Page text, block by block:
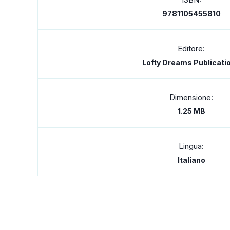
9781105455810
Editore:
Lofty Dreams
Dimensione:
1.25 MB
Lingua:
Italiano